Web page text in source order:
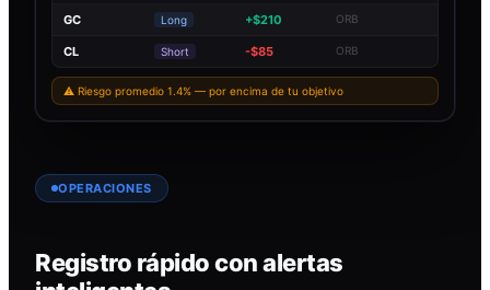
GC Long +$210 ORB
CL Short -$85 ORB
⚠ Riesgo promedio 1.4% — por encima de tu objetivo
OPERACIONES
Registro rápido con alertas